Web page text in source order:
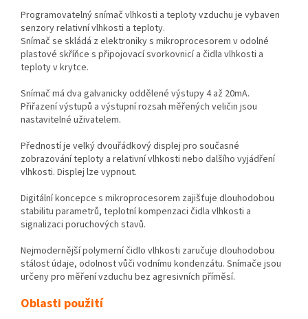
Programovatelný snímač vlhkosti a teploty vzduchu je vybaven
senzory relativní vlhkosti a teploty.
Snímač se skládá z elektroniky s mikroprocesorem v odolné
plastové skříňce s připojovací svorkovnicí a čidla vlhkosti a
teploty v krytce.
Snímač má dva galvanicky oddělené výstupy 4 až 20mA.
Přiřazení výstupů a výstupní rozsah měřených veličin jsou
nastavitelné uživatelem.
Předností je velký dvouřádkový displej pro současné
zobrazování teploty a relativní vlhkosti nebo dalšího vyjádření
vlhkosti. Displej lze vypnout.
Digitální koncepce s mikroprocesorem zajišťuje dlouhodobou
stabilitu parametrů, teplotní kompenzaci čidla vlhkosti a
signalizaci poruchových stavů.
Nejmodernější polymerní čidlo vlhkosti zaručuje dlouhodobou
stálost údaje, odolnost vůči vodnímu kondenzátu. Snímače jsou
určeny pro měření vzduchu bez agresivních příměsí.
Oblasti použití